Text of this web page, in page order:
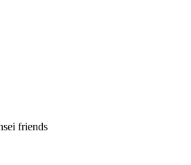
friends